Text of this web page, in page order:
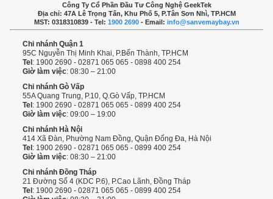
Công Ty Cổ Phần Đầu Tư Công Nghệ GeekTek
Địa chỉ: 47A Lê Trọng Tấn, Khu Phố 5, P.Tân Sơn Nhì, TP.HCM
MST: 0318310839 - Tel: 1900 2690- Email: info@sanvemaybay.vn
Chi nhánh Quận 1
95C Nguyễn Thị Minh Khai, P.Bến Thành, TP.HCM
Tel: 1900 2690 - 02871 065 065 - 0898 400 254
Giờ làm việc: 08:30 – 21:00
Chi nhánh Gò Vấp
55A Quang Trung, P.10, Q.Gò Vấp, TP.HCM
Tel: 1900 2690 - 02871 065 065 - 0899 400 254
Giờ làm việc: 09:00 – 19:00
Chi nhánh Hà Nội
414 Xã Đàn, Phường Nam Đồng, Quận Đống Đa, Hà Nội
Tel: 1900 2690 - 02871 065 065 - 0899 400 254
Giờ làm việc: 08:30 – 21:00
Chi nhánh Đồng Tháp
21 Đường Số 4 (KDC P.6), P.Cao Lãnh, Đồng Tháp
Tel: 1900 2690 - 02871 065 065 - 0899 400 254